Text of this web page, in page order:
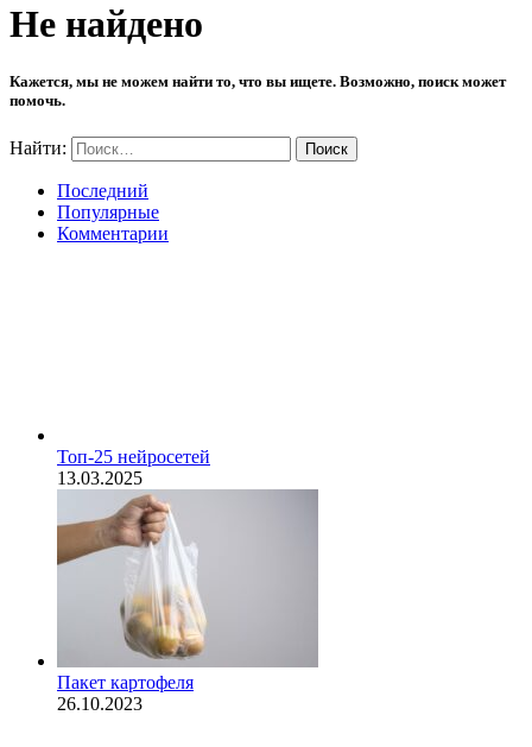
Не найдено
Кажется, мы не можем найти то, что вы ищете. Возможно, поиск может
помочь.
Найти:
Последний
Популярные
Комментарии
Топ-25 нейросетей
13.03.2025
Пакет картофеля
26.10.2023